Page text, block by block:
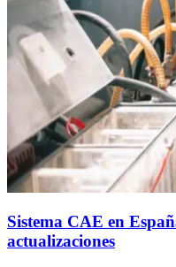
Sistema CAE en
actualizaciones